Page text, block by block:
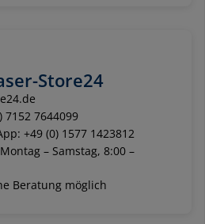
Store24
7152 7644099
+49 (0) 1577 1423812
– Samstag, 8:00 –
Beratung möglich